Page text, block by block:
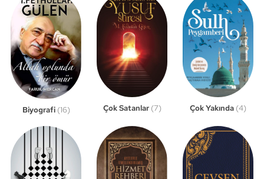
Biyografi (16) Çok Satanlar (7) Çok Yakında (4)